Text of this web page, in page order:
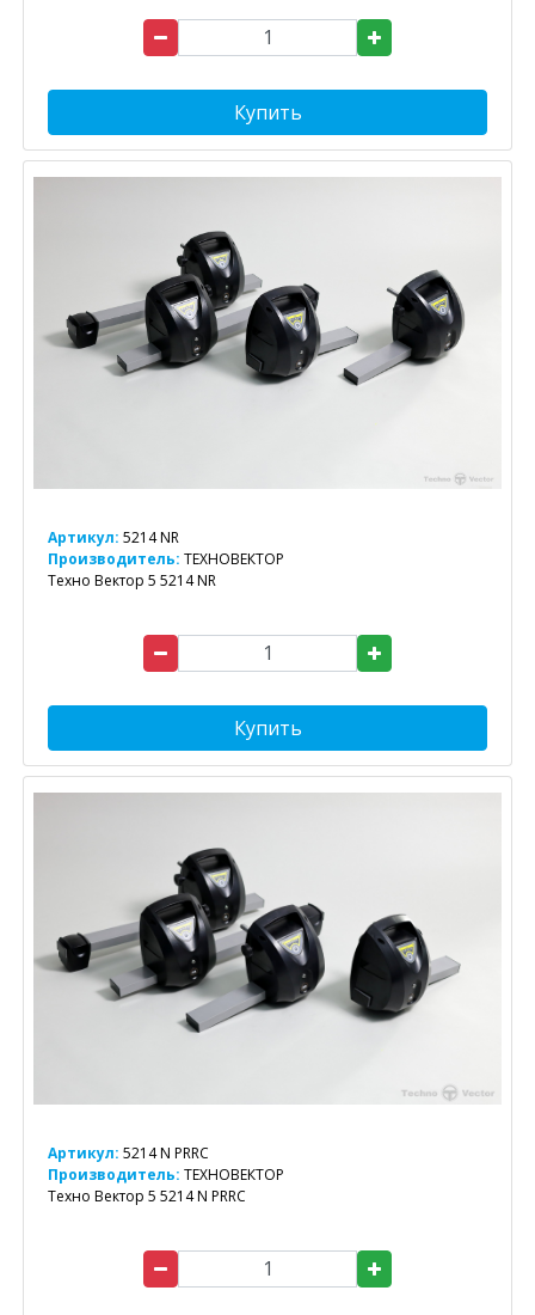
Купить
Артикул: 5214 NR
Производитель: ТЕХНОВЕКТОР
Техно Вектор 5 5214 NR
Купить
Артикул: 5214 N PRRC
Производитель: ТЕХНОВЕКТОР
Техно Вектор 5 5214 N PRRC